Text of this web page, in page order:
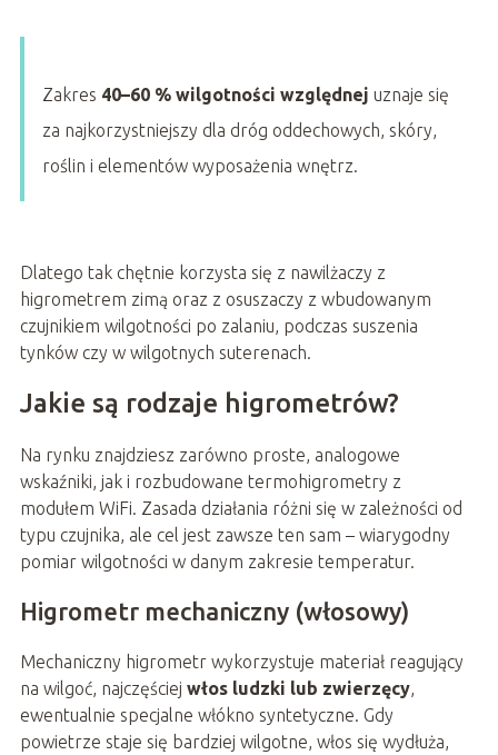
Zakres 40–60 % wilgotności względnej uznaje się
za najkorzystniejszy dla dróg oddechowych, skóry,
roślin i elementów wyposażenia wnętrz.
Dlatego tak chętnie korzysta się z nawilżaczy z
higrometrem zimą oraz z osuszaczy z wbudowanym
czujnikiem wilgotności po zalaniu, podczas suszenia
tynków czy w wilgotnych suterenach.
Jakie są rodzaje higrometrów?
Na rynku znajdziesz zarówno proste, analogowe
wskaźniki, jak i rozbudowane termohigrometry z
modułem WiFi. Zasada działania różni się w zależności od
typu czujnika, ale cel jest zawsze ten sam – wiarygodny
pomiar wilgotności w danym zakresie temperatur.
Higrometr mechaniczny (włosowy)
Mechaniczny higrometr wykorzystuje materiał reagujący
na wilgoć, najczęściej włos ludzki lub zwierzęcy,
ewentualnie specjalne włókno syntetyczne. Gdy
powietrze staje się bardziej wilgotne, włos się wydłuża,